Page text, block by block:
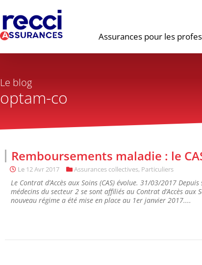
Assurances pour les
Le blog
optam-co
Remboursements maladie : le
Le 12 Avr 2017 Assurances collectives, Particuliers
Le Contrat d’Accès aux Soins (CAS) évolue. 31/03/2017
médecins du secteur 2 se sont affiliés au Contrat d’Accès
nouveau régime a été mise en place au 1er janvier 2017....